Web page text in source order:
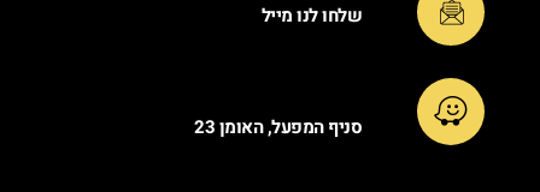
שלחו לנו מייל
סניף המפעל, האומן 23